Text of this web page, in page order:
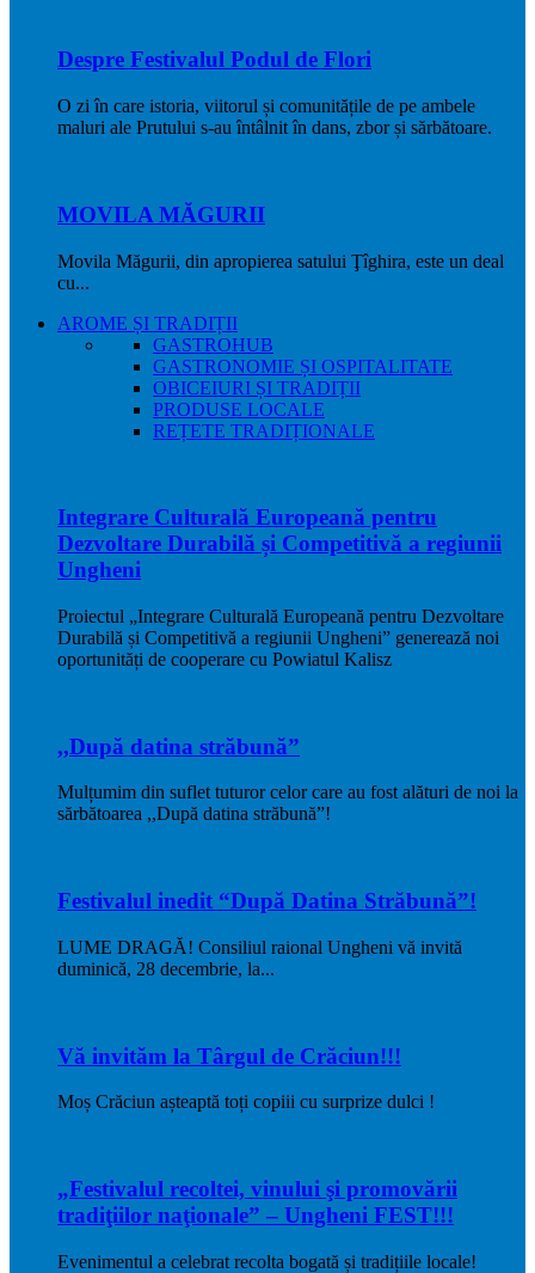
Despre Festivalul Podul de Flori
O zi în care istoria, viitorul și comunitățile de pe ambele
maluri ale Prutului s-au întâlnit în dans, zbor și sărbătoare.
MOVILA MĂGURII
Movila Măgurii, din apropierea satului Ţîghira, este un deal
cu...
AROME ȘI TRADIȚII
GASTROHUB
GASTRONOMIE ȘI OSPITALITATE
OBICEIURI ȘI TRADIȚII
PRODUSE LOCALE
REȚETE TRADIȚIONALE
Integrare Culturală Europeană pentru
Dezvoltare Durabilă și Competitivă a regiunii
Ungheni
Proiectul „Integrare Culturală Europeană pentru Dezvoltare
Durabilă și Competitivă a regiunii Ungheni” generează noi
oportunități de cooperare cu Powiatul Kalisz
,,După datina străbună”
Mulțumim din suflet tuturor celor care au fost alături de noi la
sărbătoarea ,,După datina străbună”!
Festivalul inedit “După Datina Străbună”!
LUME DRAGĂ! Consiliul raional Ungheni vă invită
duminică, 28 decembrie, la...
Vă invităm la Târgul de Crăciun!!!
Moș Crăciun așteaptă toți copiii cu surprize dulci !
„Festivalul recoltei, vinului şi promovării
tradiţiilor naţionale” – Ungheni FEST!!!
Evenimentul a celebrat recolta bogată și tradițiile locale!